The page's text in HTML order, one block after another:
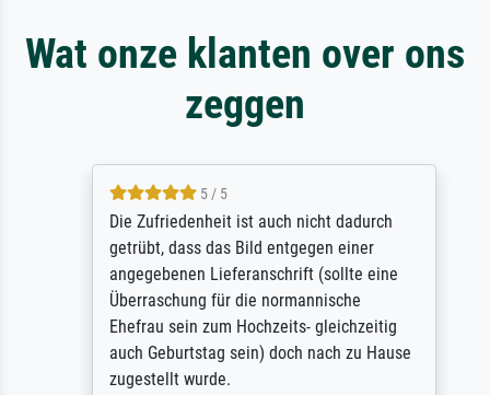
Wat onze klanten over ons
zeggen
5 / 5
Die Zufriedenheit ist auch nicht dadurch
getrübt, dass das Bild entgegen einer
angegebenen Lieferanschrift (sollte eine
Überraschung für die normannische
Ehefrau sein zum Hochzeits- gleichzeitig
auch Geburtstag sein) doch nach zu Hause
zugestellt wurde.